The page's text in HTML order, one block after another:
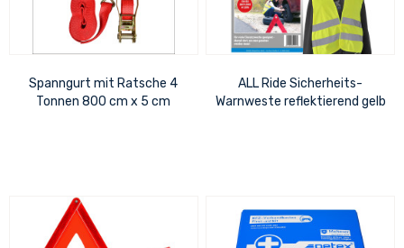
Spanngurt mit Ratsche 4
Tonnen 800 cm x 5 cm
ALL Ride Sicherheits-
Warnweste reflektierend gelb